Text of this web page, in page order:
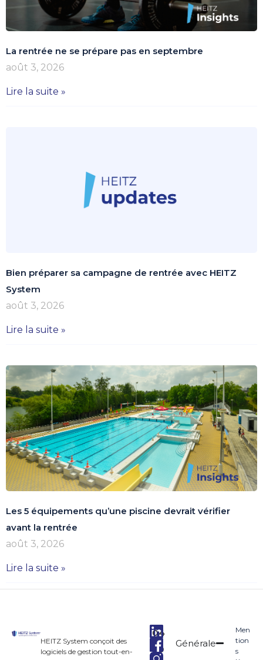
La rentrée ne se prépare pas en septembre
août 3, 2026
Lire la suite »
Bien préparer sa campagne de rentrée avec HEITZ
System
août 3, 2026
Lire la suite »
Les 5 équipements qu’une piscine devrait vérifier
avant la rentrée
août 3, 2026
Lire la suite »
HEITZ System conçoit des
logiciels de gestion tout-en-
04
90
Générale
Men
tion
s